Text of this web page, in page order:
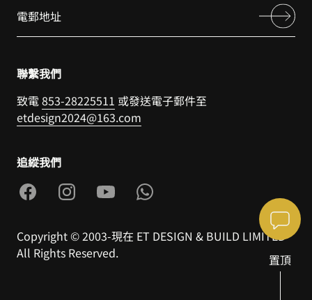
聯繫我們
致電853-28225511 或發送電子郵件至
etdesign2024@163.com
追縱我們
Copyright © 2003-現在 ET DESIGN & BUILD LIMITED
All Rights Reserved.
置頂